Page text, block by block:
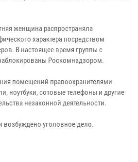
женщина распространяла
характера посредством
В настоящее время группы с
Роскомнадзором.
помещений правоохранителями
ноутбуки, сотовые телефоны и другие
незаконной деятельности.
возбуждено уголовное дело.